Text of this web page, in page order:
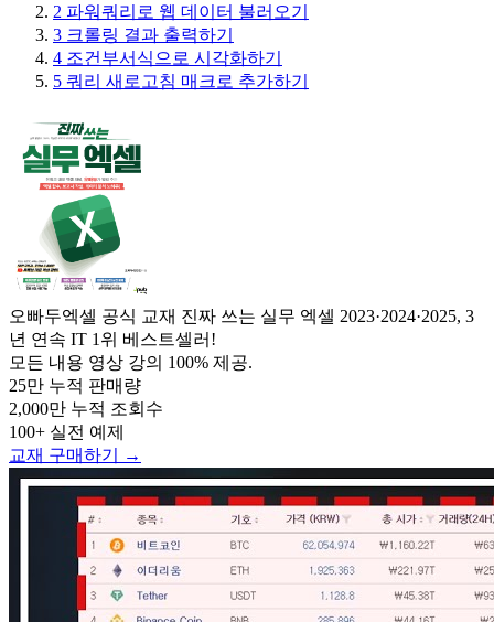
2 파워쿼리로 웹 데이터 불러오기
3 크롤링 결과 출력하기
4 조건부서식으로 시각화하기
5 쿼리 새로고침 매크로 추가하기
오빠두엑셀 공식 교재 진짜 쓰는 실무 엑셀 2023·2024·2025, 3
년 연속 IT 1위 베스트셀러!
모든 내용 영상 강의 100% 제공.
25만 누적 판매량
2,000만 누적 조회수
100+ 실전 예제
교재 구매하기 →